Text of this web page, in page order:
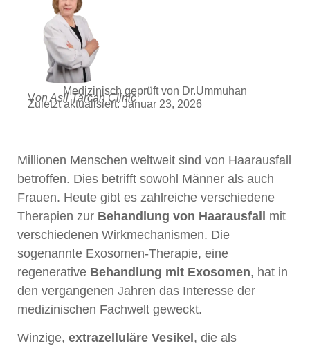
Medizinisch geprüft von Dr.Ummuhan
Von Asli Tarcan Clinic
Zuletzt aktualisiert: Januar 23, 2026
Millionen Menschen weltweit sind von Haarausfall
betroffen. Dies betrifft sowohl Männer als auch
Frauen. Heute gibt es zahlreiche verschiedene
Therapien zur Behandlung von Haarausfall mit
verschiedenen Wirkmechanismen. Die
sogenannte Exosomen-Therapie, eine
regenerative Behandlung mit Exosomen, hat in
den vergangenen Jahren das Interesse der
medizinischen Fachwelt geweckt.
Winzige, extrazelluläre Vesikel , die als